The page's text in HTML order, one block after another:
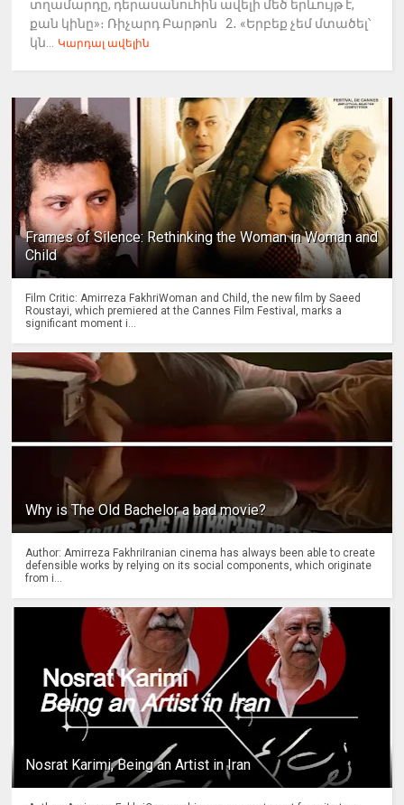
տղամարդը, դերասանուհին ավելի մեծ երևույթ է,
քան կինը»։ Ռիչարդ Բարթոն 2․ «Երբեք չեմ մտածել՝
կն... Կարդալ ավելին
Frames of Silence: Rethinking the Woman in Woman and
Child
Film Critic: Amirreza FakhriWoman and Child, the new film by Saeed
Roustayi, which premiered at the Cannes Film Festival, marks a
significant moment i...
Why is The Old Bachelor a bad movie?
Author: Amirreza FakhriIranian cinema has always been able to create
defensible works by relying on its social components, which originate
from i...
Nosrat Karimi, Being an Artist in Iran